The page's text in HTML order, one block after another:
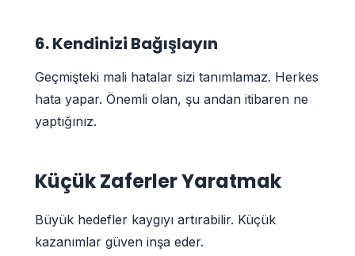
6. Kendinizi Bağışlayın
Geçmişteki mali hatalar sizi tanımlamaz. Herkes
hata yapar. Önemli olan, şu andan itibaren ne
yaptığınız.
Küçük Zaferler Yaratmak
Büyük hedefler kaygıyı artırabilir. Küçük
kazanımlar güven inşa eder.